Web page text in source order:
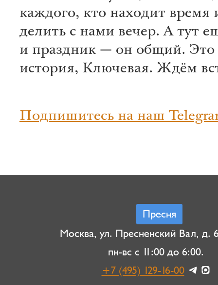
каждого, кто находит время
делить с нами вечер. А тут
и праздник — он общий.
история, Ключевая. Ждём
Подпишитесь на наш
Пресня
Москва, ул. Пресненский Вал, д.
пн-вс с 11:00 до 6:00.
+7 (495) 129-16-00